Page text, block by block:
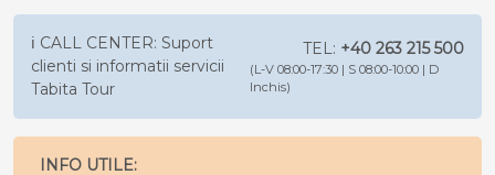
ℹ️ CALL CENTER: Suport
clienti si informatii servicii
Tabita Tour
TEL: +40 263 215 500
(L-V 08:00-17:30 | S 08:00-10:00 | D
Inchis)
INFO UTILE: